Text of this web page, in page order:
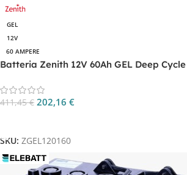
GEL
12V
60 AMPERE
Batteria Zenith 12V 60Ah GEL Deep Cycle
411,45€ 202,16 €
SKU: ZGEL120160